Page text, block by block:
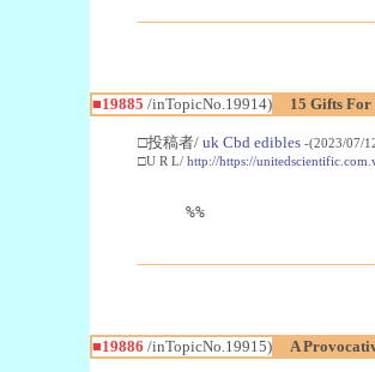
■19885 /inTopicNo.19914) 15 Gifts
□投稿者/ uk Cbd edibles -(2023/07/
□U R L/ http://https://
%%
■19886 /inTopicNo.19915) A